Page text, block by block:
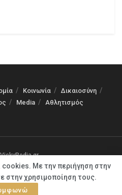
Κοινωνία
Δικαιοσύνη
Media Αθλητισμός
cookies. Με την περιήγηση στην
στην χρησιμοποίηση τους.